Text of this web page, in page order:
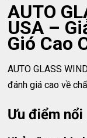
AUTO
USA –
Gió Cao
AUTO GLASS
đánh giá cao về
Ưu điểm nổi